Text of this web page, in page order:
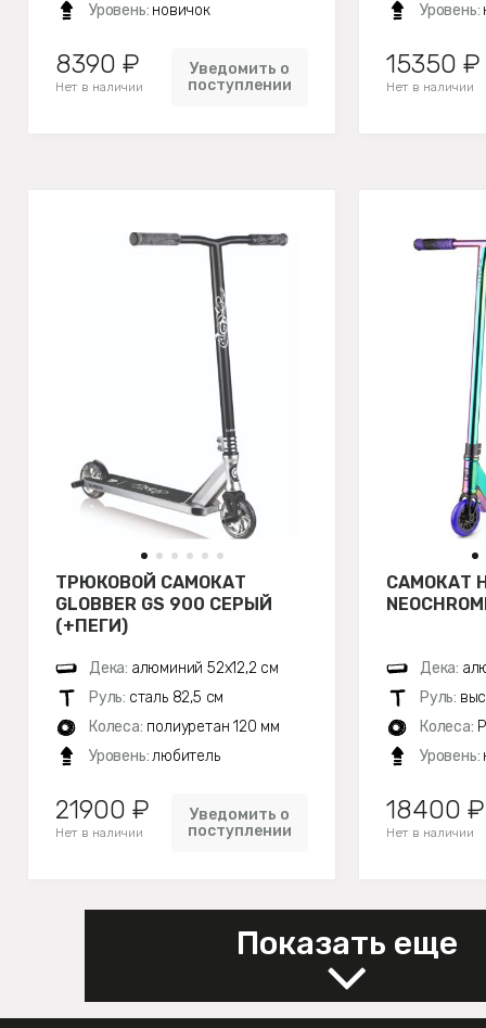
Уровень: новичок
8390 ₽
Нет в наличии
Уведомить о
поступлении
Уровень:
15350 ₽
Нет в наличии
ТРЮКОВОЙ САМОКАТ
GLOBBER GS 900 СЕРЫЙ
(+ПЕГИ)
Дека: алюминий 52х12,2 см
Руль: сталь 82,5 см
Колеса: полиуретан 120 мм
Уровень:любитель
21900 ₽
Нет в наличии
Уведомить о
поступлении
САМОКАТ
Дека:
Руль:
Колеса:
Уровень:
18400 ₽
Нет в наличии
Показать еще